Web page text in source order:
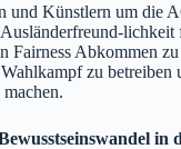
und Künstlern um die
Fairness Abkommen
zu
in